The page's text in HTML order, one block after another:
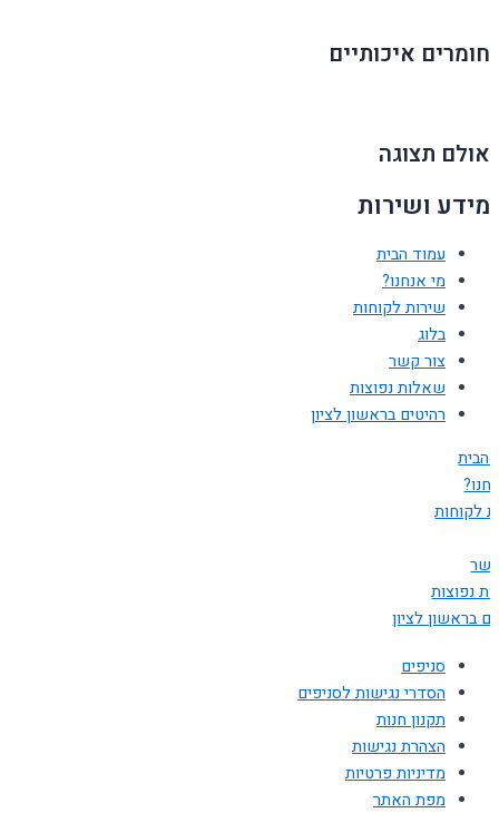
חומרים איכותיים
אולם תצוגה
מידע ושירות
עמוד הבית
מי אנחנו?
שירות לקוחות
בלוג
צור קשר
שאלות נפוצות
רהיטים בראשון לציון
הבית
לקוחות
נפוצות
בראשון לציון
סניפים
הסדרי נגישות לסניפים
תקנון חנות
הצהרת נגישות
מדיניות פרטיות
מפת האתר